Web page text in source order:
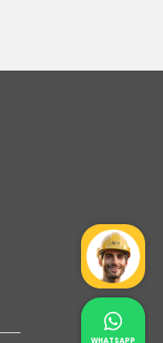
Mr
WHATSAPP